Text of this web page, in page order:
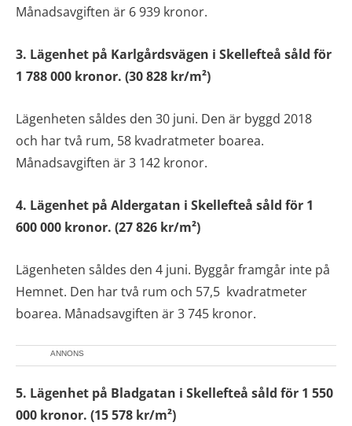
Månadsavgiften är 6 939 kronor.
3. Lägenhet på Karlgårdsvägen i Skellefteå såld för
1 788 000 kronor. (30 828 kr/m²)
Lägenheten såldes den 30 juni. Den är byggd 2018
och har två rum, 58 kvadratmeter boarea.
Månadsavgiften är 3 142 kronor.
4. Lägenhet på Aldergatan i Skellefteå såld för 1
600 000 kronor. (27 826 kr/m²)
Lägenheten såldes den 4 juni. Byggår framgår inte på
Hemnet. Den har två rum och 57,5 kvadratmeter
boarea. Månadsavgiften är 3 745 kronor.
ANNONS
5. Lägenhet på Bladgatan i Skellefteå såld för 1 550
000 kronor. (15 578 kr/m²)